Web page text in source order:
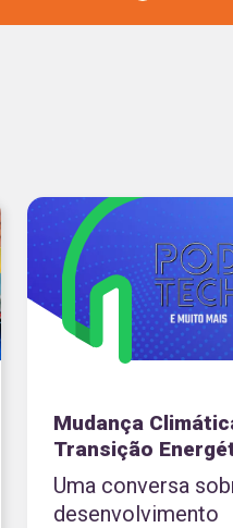
Mudança
Transição
Uma conversa
desenvolvimento